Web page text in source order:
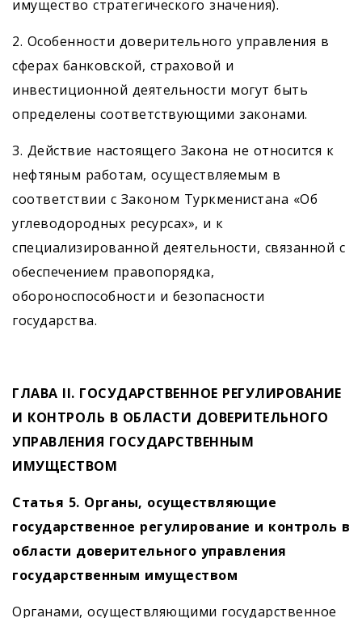
имущество стратегического значения).
2. Особенности доверительного управления в
сферах банковской, страховой и
инвестиционной деятельности могут быть
определены соответствующими законами.
3. Действие настоящего Закона не относится к
неф­тяным работам, осуществляемым в
соответствии с Законом Туркменистана «Об
углеводородных ресурсах», и к
специализированной деятельности, связанной с
обеспечением правопорядка,
обороноспособности и безопасности
государства.
ГЛАВА II. ГОСУДАРСТВЕННОЕ РЕГУЛИРОВАНИЕ
И КОНТРОЛЬ В ОБЛАСТИ ДОВЕРИТЕЛЬНОГО
УПРАВЛЕНИЯ ГОСУДАРСТВЕННЫМ
ИМУЩЕСТВОМ
Статья 5. Органы, осуществляющие
государственное регулирование и контроль в
области доверительного управления
государственным имуществом
Органами, осуществляющими государственное